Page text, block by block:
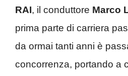
RAI, il conduttore Marco
prima parte di carriera
da ormai tanti anni è
concorrenza, portando a